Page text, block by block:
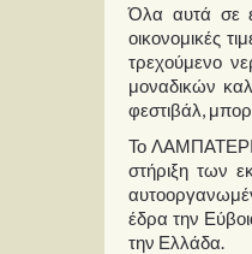
Όλα αυτά σε
οικονομικές
τρεχούμενο
μοναδικών
φεστιβάλ,
Το ΛΑΜΠΑΤΕΡΙΑ
στήριξη των
έδρα την
την Ελλάδα.